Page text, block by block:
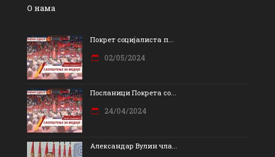
О нама
Покрет социјалиста п...
02/05/2024
Посланици Покрета со...
24/04/2024
Александар Вулин чла...